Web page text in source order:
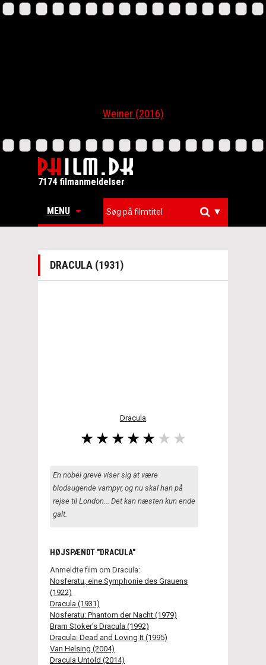
Weiner (2016)
7174 filmanmeldelser
MENU ▼
DRACULA (1931)
Dracula
En nobel greve viser sig at være
blodsugende vampyr, og nu skal han på
rejse til London... Det kan næsten kun ende
galt.
HØJSPÆNDT "DRACULA"
Anmeldte film om Dracula:
Nosferatu, eine Symphonie des Grauens
(1922)
Dracula (1931)
Nosferatu: Phantom der Nacht (1979)
Bram Stoker's Dracula (1992)
Dracula: Dead and Loving It (1995)
Van Helsing (2004)
Dracula Untold (2014)